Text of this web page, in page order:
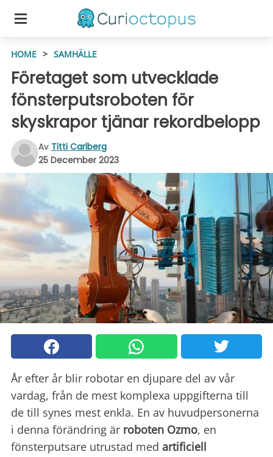
HOME > SAMHÄLLE
Företaget som utvecklade
fönsterputsroboten för
skyskrapor tjänar rekordbelopp
Av Titti Carlberg
25 December 2023
År efter år blir robotar en djupare del av vår
vardag, från de mest komplexa uppgifterna till
de till synes mest enkla. En av huvudpersonerna
i denna förändring är roboten Ozmo, en
fönsterputsare utrustad med artificiell